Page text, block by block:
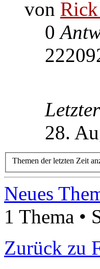
von
0
28.
Themen der letzten Zeit
Neues
1 Thema •
Zurück zu